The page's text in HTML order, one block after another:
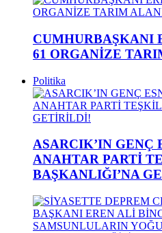
CUMHURBAŞKANI
61 ORGANİZE
Politika
ASARCIK’IN GENÇ
ANAHTAR PARTİ
BAŞKANLIĞI’NA